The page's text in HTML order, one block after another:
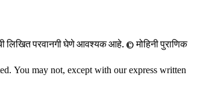
लिखित परवानगी घेणे आवश्यक आहे. ©️ मोहिनी पुराणिक
You may not, except with our express written